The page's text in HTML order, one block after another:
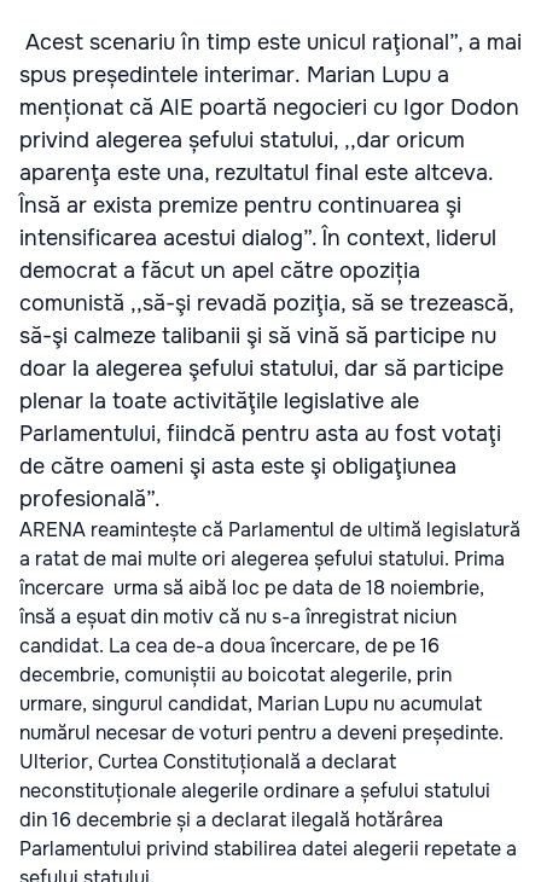
Acest scenariu în timp este unicul raţional”, a mai
spus președintele interimar. Marian Lupu a
menționat că AIE poartă negocieri cu Igor Dodon
privind alegerea șefului statului, ,,dar oricum
aparenţa este una, rezultatul final este altceva.
Însă ar exista premize pentru continuarea şi
intensificarea acestui dialog”. În context, liderul
democrat a făcut un apel către opoziția
comunistă ,,să-şi revadă poziţia, să se trezească,
să-şi calmeze talibanii şi să vină să participe nu
doar la alegerea şefului statului, dar să participe
plenar la toate activităţile legislative ale
Parlamentului, fiindcă pentru asta au fost votaţi
de către oameni şi asta este şi obligaţiunea
profesională”.
ARENA reamintește că Parlamentul de ultimă legislatură
a ratat de mai multe ori alegerea șefului statului. Prima
încercare urma să aibă loc pe data de 18 noiembrie,
însă a eșuat din motiv că nu s-a înregistrat niciun
candidat. La cea de-a doua încercare, de pe 16
decembrie, comuniștii au boicotat alegerile, prin
urmare, singurul candidat, Marian Lupu nu acumulat
numărul necesar de voturi pentru a deveni președinte.
Ulterior, Curtea Constituțională a declarat
neconstituționale alegerile ordinare a șefului statului
din 16 decembrie și a declarat ilegală hotărârea
Parlamentului privind stabilirea datei alegerii repetate a